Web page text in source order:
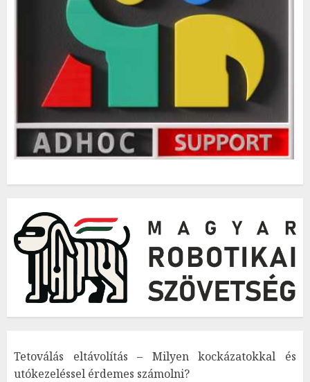
Tetoválás eltávolítás – Milyen kockázatokkal és
utókezeléssel érdemes számolni?